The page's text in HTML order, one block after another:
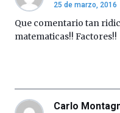
25 de marzo, 2016
Que comentario tan
matematicas!! Factores!!
Carlo